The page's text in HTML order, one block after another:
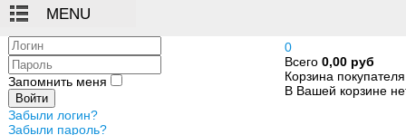
0
Всего 0,00 руб
Корзина покупателя
В Вашей корзине
Логин
Пароль
Запомнить меня
Войти
Забыли логин?
Забыли пароль?